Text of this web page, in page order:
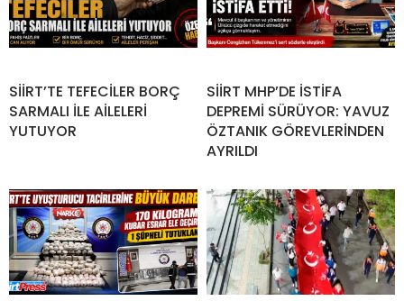
SİİRT’TE TEFECİLER BORÇ
SARMALI İLE AİLELERİ
YUTUYOR
SİİRT MHP’DE İSTİFA
DEPREMİ SÜRÜYOR: YAVUZ
ÖZTANIK GÖREVLERİNDEN
AYRILDI